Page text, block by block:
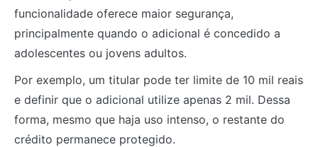
funcionalidade oferece maior segurança,
principalmente quando o adicional é concedido a
adolescentes ou jovens adultos.
Por exemplo, um titular pode ter limite de 10 mil reais
e definir que o adicional utilize apenas 2 mil. Dessa
forma, mesmo que haja uso intenso, o restante do
crédito permanece protegido.